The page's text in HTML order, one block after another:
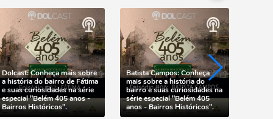
Dolcast: Conheça mais sobre
a história do bairro de Fátima
e suas curiosidades na série
especial "Belém 405 anos -
Bairros Históricos".
Batista Campos: Conheça
mais sobre a história do
bairro e suas curiosidades na
série especial "Belém 405
anos - Bairros Históricos".